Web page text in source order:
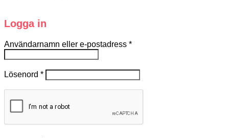
Logga in
Användarnamn eller e-postadress *
Lösenord *